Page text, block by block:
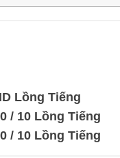
Lồng Tiếng
/ 10 Lồng Tiếng
/ 10 Lồng Tiếng